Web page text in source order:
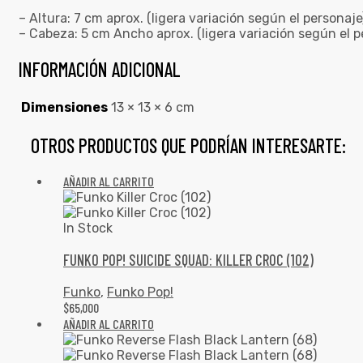
– Altura: 7 cm aprox. (ligera variación según el
– Cabeza: 5 cm Ancho aprox. (ligera variación según el
INFORMACIÓN ADICIONAL
Dimensiones 13 × 13 × 6 cm
OTROS PRODUCTOS QUE PODRÍAN INTERESARTE:
AÑADIR AL CARRITO
In Stock
FUNKO POP! SUICIDE SQUAD: KILLER CROC (102)
Funko, Funko Pop!
$65,000
AÑADIR AL CARRITO